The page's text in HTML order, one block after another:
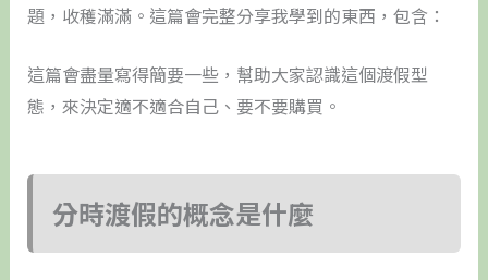
題，收穫滿滿。這篇會完整分享我學到的東西，包含：
這篇會盡量寫得簡要一些，幫助大家認識這個渡假型
態，來決定適不適合自己、要不要購買。
分時渡假的概念是什麼